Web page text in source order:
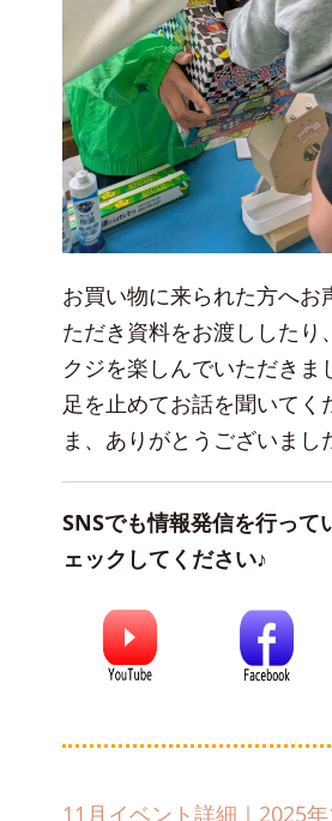
お買い物に来られた方へお
ただき資料をお渡ししたり
クジを楽しんでいただきま
足を止めてお話を聞いてく
ま、ありがとうございまし
SNSでも情報発信を行って
ェックしてください♪
11月イベント詳細｜2025